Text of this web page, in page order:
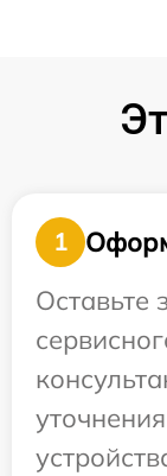
1
Оставьте